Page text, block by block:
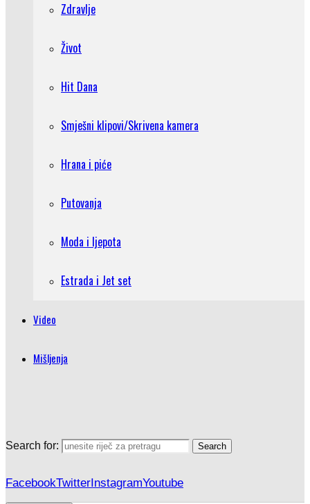
Zdravlje
Život
Hit Dana
Smješni klipovi/Skrivena kamera
Hrana i piće
Putovanja
Moda i ljepota
Estrada i Jet set
Video
Mišljenja
Search for: Search
FacebookTwitterInstagramYoutube